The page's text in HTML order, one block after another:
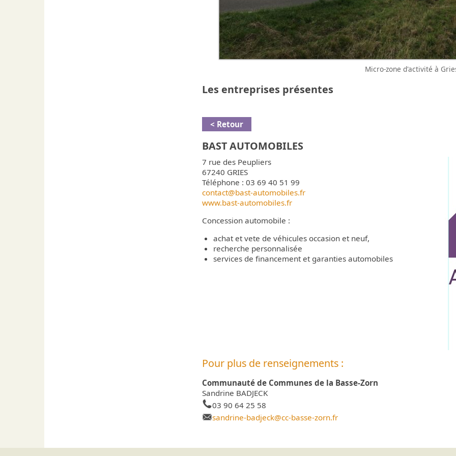
Micro-zone d'activité à
Les entreprises présentes
< Retour
BAST AUTOMOBILES
7 rue des Peupliers
67240 GRIES
Téléphone : 03 69 40 51 99
contact@bast-automobiles.fr
www.bast-automobiles.fr
Concession automobile :
achat et vete de véhicules occasion et neuf,
recherche personnalisée
services de financement et garanties automobiles
Pour plus de renseignements :
Communauté de Communes de la Basse-Zorn
Sandrine BADJECK
03 90 64 25 58
sandrine-badjeck@cc-basse-zorn.fr